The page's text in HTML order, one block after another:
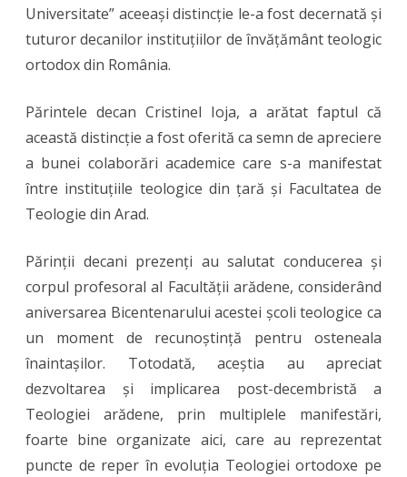
Universitate” aceeași distincție le-a fost decernată și
tuturor decanilor instituțiilor de învățământ teologic
ortodox din România.
Părintele decan Cristinel Ioja, a arătat faptul că
această distincție a fost oferită ca semn de apreciere
a bunei colaborări academice care s-a manifestat
între instituțiile teologice din țară și Facultatea de
Teologie din Arad.
Părinții decani prezenți au salutat conducerea și
corpul profesoral al Facultății arădene, considerând
aniversarea Bicentenarului acestei școli teologice ca
un moment de recunoștință pentru osteneala
înaintașilor. Totodată, aceștia au apreciat
dezvoltarea și implicarea post-decembristă a
Teologiei arădene, prin multiplele manifestări,
foarte bine organizate aici, care au reprezentat
puncte de reper în evoluția Teologiei ortodoxe pe